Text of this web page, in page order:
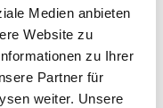
Medien anbieten
Website zu
zu Ihrer
Partner für
weiter. Unsere